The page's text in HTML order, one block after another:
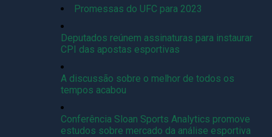
Promessas do UFC para 2023
Deputados reúnem assinaturas para instaurar
CPI das apostas esportivas
A discussão sobre o melhor de todos os
tempos acabou
Conferência Sloan Sports Analytics promove
estudos sobre mercado da análise esportiva